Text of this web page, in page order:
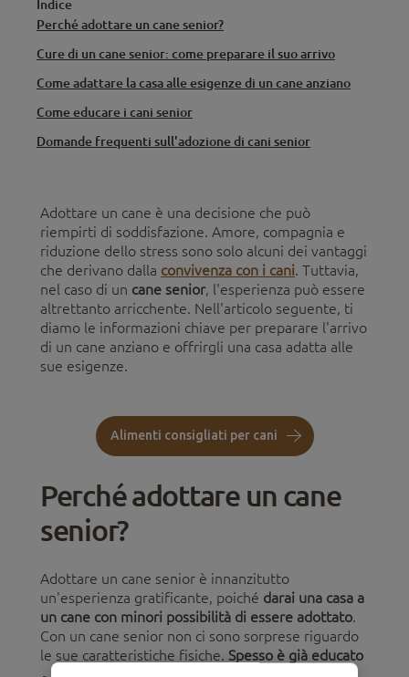
Indice
Perché adottare un cane senior?
Cure di un cane senior: come preparare il suo arrivo
Come adattare la casa alle esigenze di un cane anziano
Come educare i cani senior
Domande frequenti sull'adozione di cani senior
Adottare un cane è una decisione che può
riempirti di soddisfazione. Amore, compagnia e
riduzione dello stress sono solo alcuni dei vantaggi
che derivano dalla convivenza con i cani . Tuttavia,
nel caso di un cane senior, l'esperienza può essere
altrettanto arricchente. Nell'articolo seguente, ti
diamo le informazioni chiave per preparare l'arrivo
di un cane anziano e offrirgli una casa adatta alle
sue esigenze.
Alimenti consigliati per cani
Perché adottare un cane
senior?
Adottare un cane senior è innanzitutto
un'esperienza gratificante, poiché darai una casa a
un cane con minori possibilità di essere adottato
Con un cane senior non ci sono sorprese riguardo
le sue caratteristiche fisiche. Spesso è già educato